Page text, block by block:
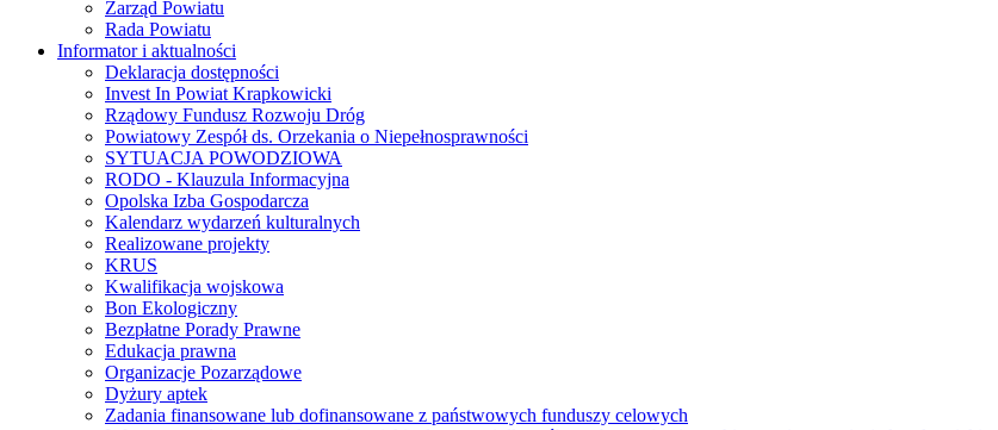
Zarząd Powiatu
Rada Powiatu
Informator i aktualności
Deklaracja dostępności
Invest In Powiat Krapkowicki
Rządowy Fundusz Rozwoju Dróg
Powiatowy Zespół ds. Orzekania o Niepełnosprawności
SYTUACJA POWODZIOWA
RODO - Klauzula Informacyjna
Opolska Izba Gospodarcza
Kalendarz wydarzeń kulturalnych
Realizowane projekty
KRUS
Kwalifikacja wojskowa
Bon Ekologiczny
Bezpłatne Porady Prawne
Edukacja prawna
Organizacje Pozarządowe
Dyżury aptek
Zadania finansowane lub dofinansowane z państwowych funduszy celowych